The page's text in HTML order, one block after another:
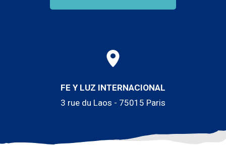
FE Y LUZ INTERNACIONAL
3 rue du Laos - 75015 Paris